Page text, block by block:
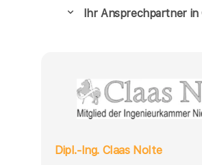
Ihr Ansprechpartner in
Dipl.-Ing. Claas Nolte